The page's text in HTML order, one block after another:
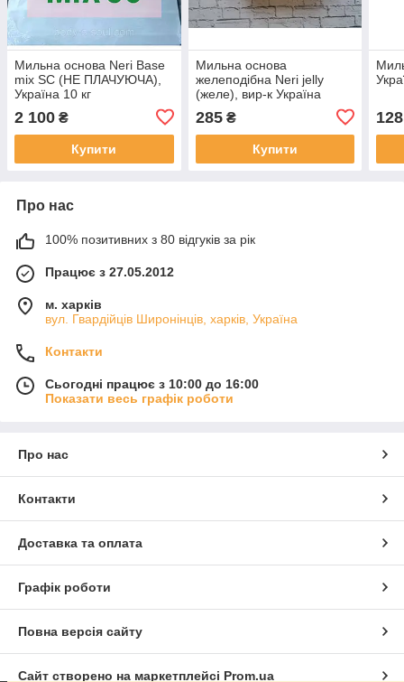
Мильна основа Neri Base
mix SC (НЕ ПЛАЧУЮЧА),
Україна 10 кг
2 100 ₴
Купити
Мильна основа
желеподібна Neri jelly
(желе), вир-к Україна
285₴
Купити
128
Про нас
100% позитивних з 80 відгуків за рік
Працює з 27.05.2012
м. харків
вул. Гвардійців Широнінців, харків, Україна
Контакти
Сьогодні працює з 10:00 до 16:00
Показати весь графік роботи
Про нас
Контакти
Доставка та оплата
Графік роботи
Повна версія сайту
Сайт створено на маркетплейсі Prom.ua